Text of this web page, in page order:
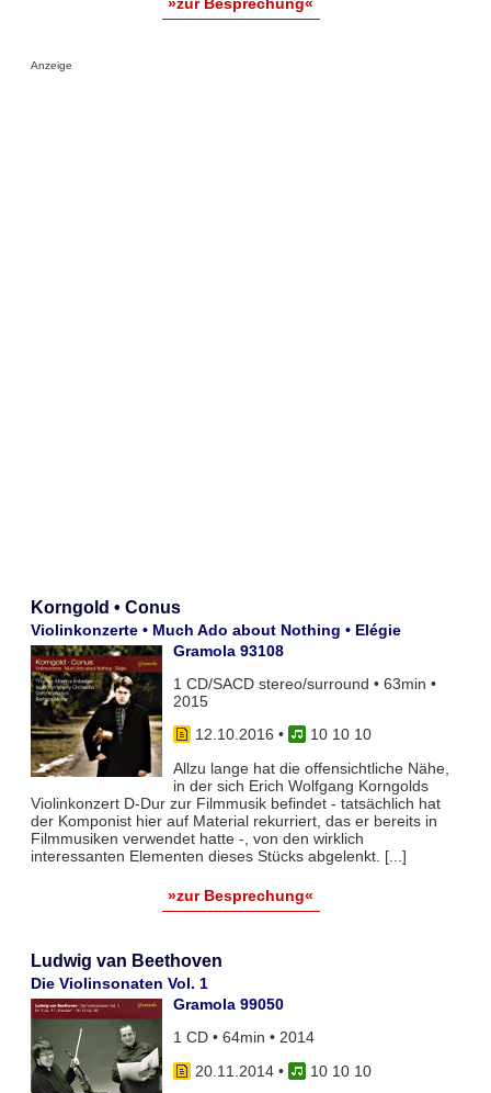
Anzeige
Korngold • Conus
Violinkonzerte • Much Ado about Nothing • Elégie
Gramola 93108
1 CD/SACD stereo/surround • 63min •
2015
12.10.2016 •
10 10 10
Allzu lange hat die offensichtliche Nähe,
in der sich Erich Wolfgang Korngolds
Violinkonzert D-Dur zur Filmmusik befindet - tatsächlich hat
der Komponist hier auf Material rekurriert, das er bereits in
Filmmusiken verwendet hatte -, von den wirklich
interessanten Elementen dieses Stücks abgelenkt. [...]
»zur Besprechung«
Ludwig van Beethoven
Die Violinsonaten Vol. 1
Gramola 99050
1 CD • 64min • 2014
20.11.2014•
10 10 10